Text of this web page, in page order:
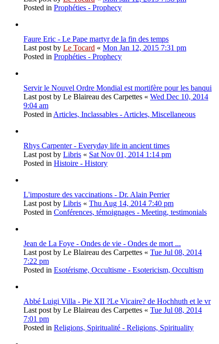
Posted in Prophéties - Prophecy
Faure Eric - Le Pape martyr de la fin des temps
Last post by Le Tocard « Mon Jan 12, 2015 7:31 pm
Posted in Prophéties - Prophecy
Servir le Nouvel Ordre Mondial est mortifère pour les banqui
Last post by Le Blaireau des Carpettes « Wed Dec 10, 2014
9:04 am
Posted in Articles, Inclassables - Articles, Miscellaneous
Rhys Carpenter - Everyday life in ancient times
Last post by Libris « Sat Nov 01, 2014 1:14 pm
Posted in Histoire - History
L'imposture des vaccinations - Dr. Alain Perrier
Last post by Libris « Thu Aug 14, 2014 7:40 pm
Posted in Conférences, témoignages - Meeting, testimonials
Jean de La Foye - Ondes de vie - Ondes de mort ...
Last post by Le Blaireau des Carpettes « Tue Jul 08, 2014
7:22 pm
Posted in Esotérisme, Occultisme - Esotericism, Occultism
Abbé Luigi Villa - Pie XII ?Le Vicaire? de Hochhuth et le vr
Last post by Le Blaireau des Carpettes « Tue Jul 08, 2014
7:01 pm
Posted in Religions, Spiritualité - Religions, Spirituality